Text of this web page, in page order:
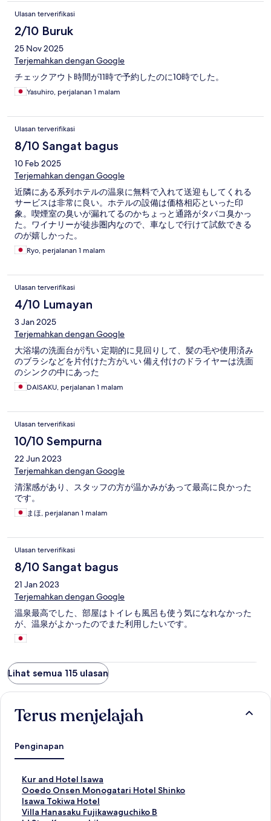
Ulasan terverifikasi
2/10 Buruk
25 Nov 2025
Terjemahkan dengan Google
チェックアウト時間が11時で予約したのに10時でした。
Yasuhiro, perjalanan 1 malam
Ulasan terverifikasi
8/10 Sangat bagus
10 Feb 2025
Terjemahkan dengan Google
近隣にある系列ホテルの温泉に無料で入れて送迎もしてくれる
サービスは非常に良い。ホテルの設備は価格相応といった印
象。喫煙室の臭いが漏れてるのかちょっと通路がタバコ臭かっ
た。ワイナリーが徒歩圏内なので、車なしで行けて試飲できる
のが嬉しかった。
Ryo, perjalanan 1 malam
Ulasan terverifikasi
4/10 Lumayan
3 Jan 2025
Terjemahkan dengan Google
大浴場の洗面台が汚い 定期的に見回りして、髪の毛や使用済み
のブラシなどを片付けた方がいい 備え付けのドライヤーは洗面
のシンクの中にあった
DAISAKU, perjalanan 1 malam
Ulasan terverifikasi
10/10 Sempurna
22 Jun 2023
Terjemahkan dengan Google
清潔感があり、スタッフの方が温かみがあって最高に良かった
です。
まほ, perjalanan 1 malam
Ulasan terverifikasi
8/10 Sangat bagus
21 Jan 2023
Terjemahkan dengan Google
温泉最高でした、部屋はトイレも風呂も使う気になれなかった
が、温泉がよかったのでまた利用したいです。
Lihat semua 115 ulasan
Terus menjelajah
Penginapan
Kur and Hotel Isawa
T
a
u
t
Ooedo Onsen Monogatari Hotel Shinko
T
a
u
Isawa Tokiwa Hotel
T
a
Villa Hanasaku Fujikawaguchiko B
T